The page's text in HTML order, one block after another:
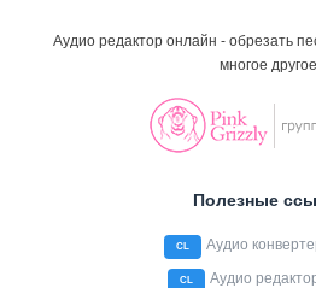
Аудио редактор онлайн - обрезать
многое
Полезные
CL Аудио
CL Аудио